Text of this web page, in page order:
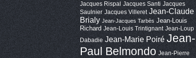
Jacques Rispal Jacques Santi Jacques
Saulnier Jacques Villeret Jean-Claude
Brialy Jean-Jacques Tarbès Jean-Louis
Richard Jean-Louis Trintignant Jean-Loup
Dabadie Jean-Marie Poiré Jean-
Paul Belmondo Jean-Pierre